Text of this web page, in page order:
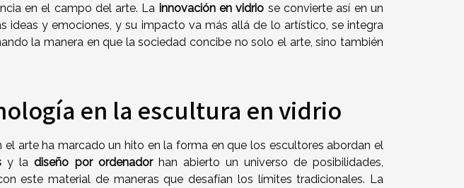
en el campo del arte. La innovación en vidrio se convierte así en un
ideas y emociones, y su impacto va más allá de lo artístico, se integra
la manera en que la sociedad concibe no solo el arte, sino también
en la escultura en vidrio
arte ha marcado un hito en la forma en que los escultores abordan el
y ladiseño por ordenadorhan abierto un universo de posibilidades,
este material de maneras que desafían los límites tradicionales. La